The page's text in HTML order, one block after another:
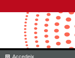
Accedeix